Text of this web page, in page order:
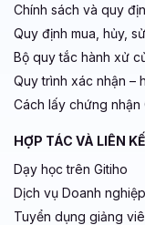
Chính sách và quy
Quy định mua, hủy,
Bộ quy tắc hành xử
Quy trình xác nhận –
Cách lấy chứng nhận
HỢP TÁC VÀ LIÊN
Dạy học trên Gitiho
Dịch vụ Doanh nghiệp
Tuyển dụng giảng